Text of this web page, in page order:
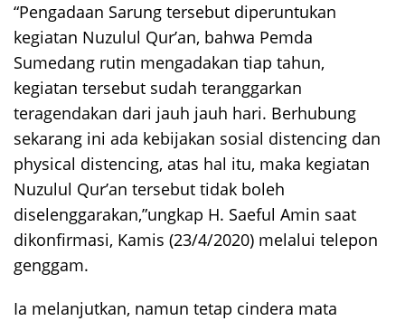
“Pengadaan Sarung tersebut diperuntukan
kegiatan Nuzulul Qur’an, bahwa Pemda
Sumedang rutin mengadakan tiap tahun,
kegiatan tersebut sudah teranggarkan
teragendakan dari jauh jauh hari. Berhubung
sekarang ini ada kebijakan sosial distencing dan
physical distencing, atas hal itu, maka kegiatan
Nuzulul Qur’an tersebut tidak boleh
diselenggarakan,”ungkap H. Saeful Amin saat
dikonfirmasi, Kamis (23/4/2020) melalui telepon
genggam.
Ia melanjutkan, namun tetap cindera mata